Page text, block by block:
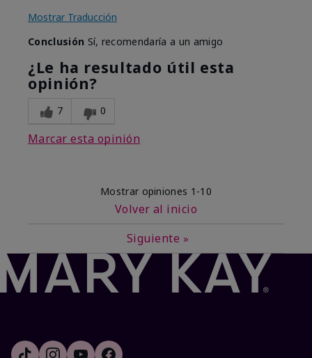
Mostrar Traducción
Conclusión Sí, recomendaría a un amigo
¿Le ha resultado útil esta
opinión?
7 0
Marcar esta opinión
Mostrar opiniones 1-10
Volver al inicio
Siguiente »